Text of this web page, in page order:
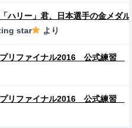
ハリー」君、日本選手の金メダル
star より
リファイナル2016 公式練習
リファイナル2016 公式練習